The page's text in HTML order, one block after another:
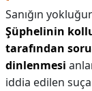
Sanığın
Şüphelinin
tarafından
dinlenmesi
iddia edilen